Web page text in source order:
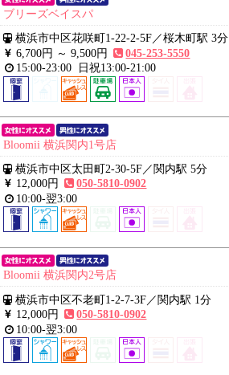
ブリーズベイスパ
横浜市中区花咲町1-22-2-5F／桜木町駅 3分
6,700円 ～9,500円
045-253-5550
15:00-23:00
日祝13:00-21:00
Bloomii 横浜関内1号店
横浜市中区太田町2-30-5F／関内駅 5分
12,000円
050-5810-0902
10:00-翌3:00
Bloomii 横浜関内2号店
横浜市中区不老町1-2-7-3F／関内駅 1分
12,000円
050-5810-0902
10:00-翌3:00